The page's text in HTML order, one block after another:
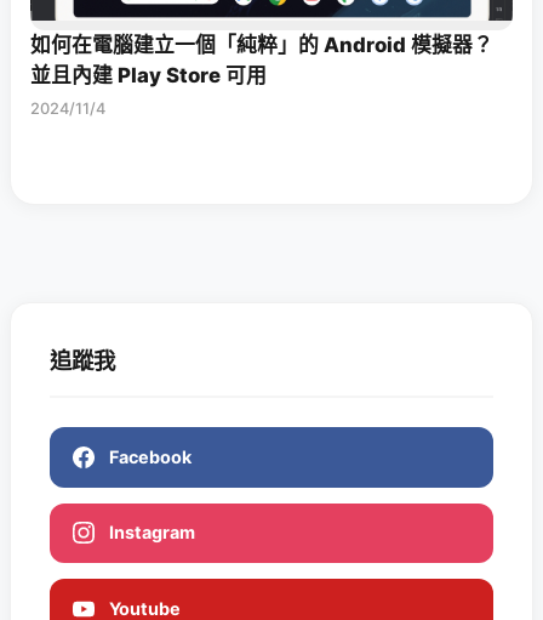
如何在電腦建立一個「純粹」的 Android 模擬器？
並且內建 Play Store 可用
2024/11/4
追蹤我
Facebook
Instagram
Youtube